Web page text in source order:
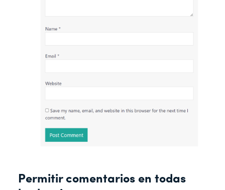
Permitir comentarios en todas